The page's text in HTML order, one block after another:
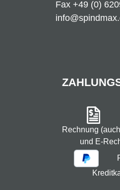
Fax +49 (0)
Rechnung
und E-